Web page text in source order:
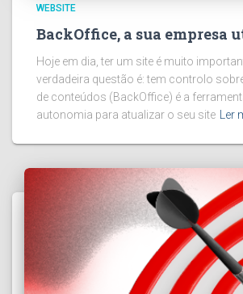
WEBSITE
BackOffice, a sua empresa
Hoje em dia, ter um site é muito
verdadeira questão é: tem controlo
de conteúdos (BackOffice) é a
autonomia para atualizar o seu site
Ler